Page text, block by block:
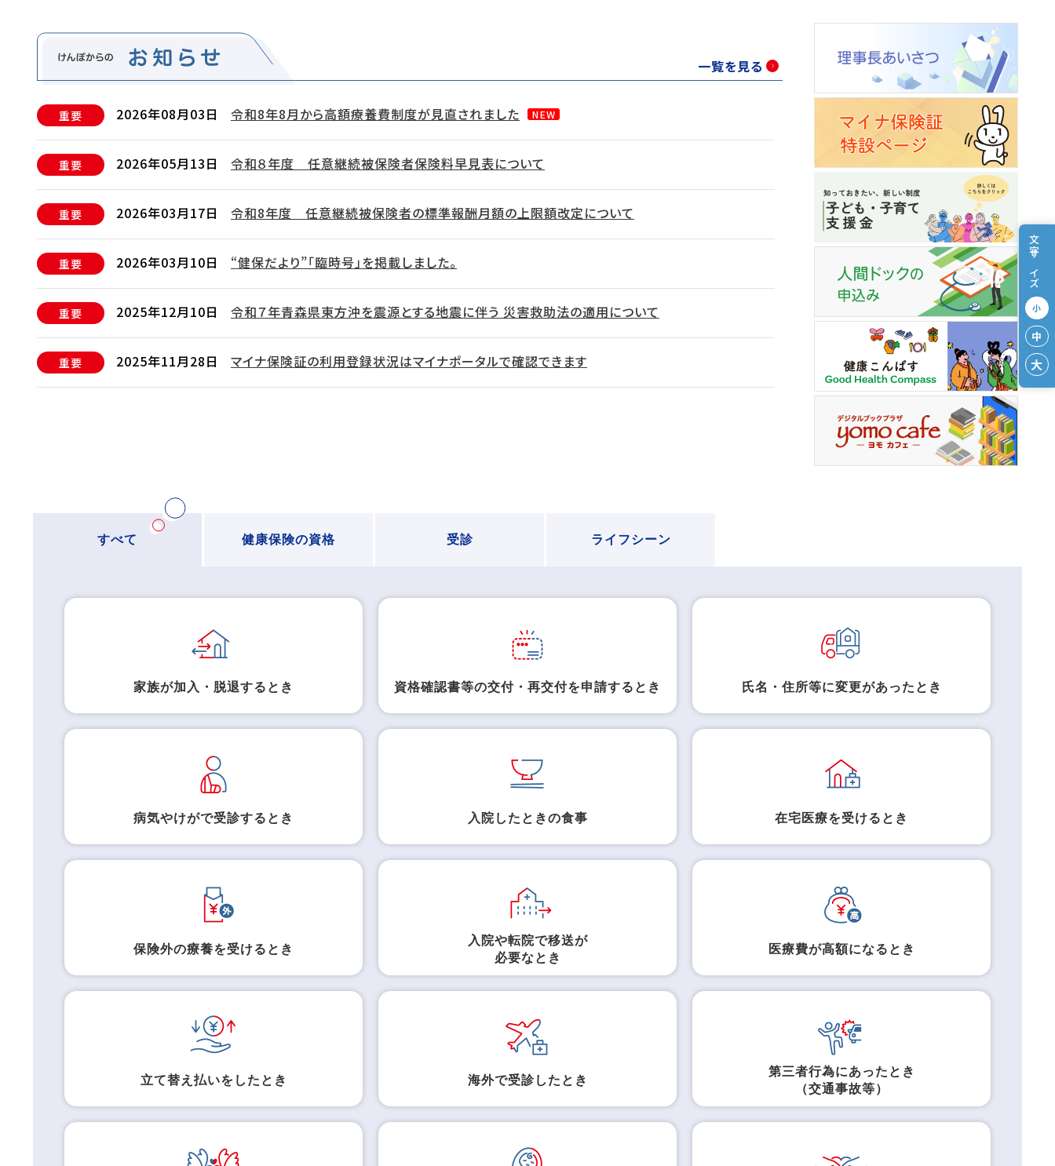
一覧を見る
重要 2026年08月03日 令和8年8月から高額療養費制度が見直されました NEW
重要 2026年05月13日 令和８年度 任意継続被保険者保険料早見表について
重要 2026年03月17日 令和8年度 任意継続被保険者の標準報酬月額の上限額改定について
重要 2026年03月10日 “健保だより”「臨時号」を掲載しました。
重要 2025年12月10日 令和７年青森県東方沖を震源とする地震に伴う 災害救助法の適用について
重要 2025年11月28日 マイナ保険証の利用登録状況はマイナポータルで確認できます
2025年09月24日
2025年05月21日 ﾏｲﾅﾝﾊﾞｰｶｰﾄﾞ電子証明書 有効期限をご確認ください!
2025年05月12日
健保だより 2025年04月23日 ”健保だより”を掲載しました
すべて 健康保険の資格 受診 ライフシーン
家族が加入・脱退するとき 資格確認書等の交付・再交付を申請するとき 氏名・住所等に変更があったとき
病気やけがで受診するとき 入院したときの食事 在宅医療を受けるとき
保険外の療養を受けるとき
入院や転院で移送が
必要なとき
医療費が高額になるとき
立て替え払いをしたとき 海外で受診したとき
第三者行為にあったとき
（交通事故等）
文字サイズ
小
中
大